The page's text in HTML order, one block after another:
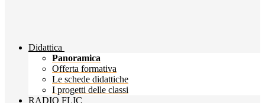
Didattica
Panoramica
Offerta formativa
Le schede didattiche
I progetti delle classi
RADIO FLIC